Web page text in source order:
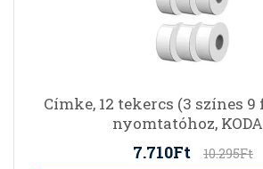
Címke, 12 tekercs (3 színes 9
nyomtatóhoz,
7.710Ft 10.295Ft